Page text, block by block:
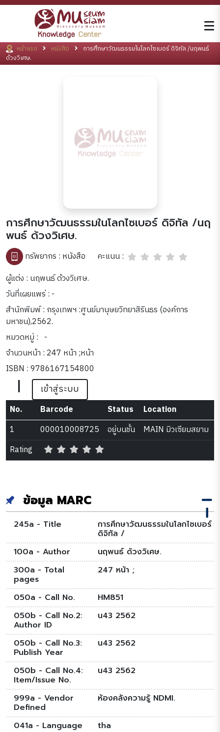
หน้าแรก หนังสือ
การศึกษาวัฒนธรรมในโลกไซเบอร์ ดิจิทัล /นฤพนธ์
ด้วงวิเศษ.
การศึกษาวัฒนธรรมในโลกไซเบอร์ ดิจิทัล /นฤ
พนธ์ ด้วงวิเศษ.
ทรัพยากร : หนังสือ
คะแนน :
ผู้แต่ง : นฤพนธ์ ด้วงวิเศษ.
วันที่เผยแพร่ : -
สำนักพิมพ์ : กรุงเทพฯ :ศูนย์มานุษยวิทยาสิรินธร (องค์การ
มหาชน),2562.
หมวดหมู่ : -
จำนวนหน้า : 247 หน้า ;หน้า
ISBN : 9786167154800
| เข้าสู่ระบบ
No. Barcode Status
Location
1
000010008725 อยู่บนชั้น
MAIN มิวเซียมสยาม
Rating
ข้อมูล MARC
245a - Title การศึกษาวัฒนธรรมในโลกไซเบอร์
ดิจิทัล /
100a - Author
นฤพนธ์ ด้วงวิเศษ.
300a - Total
pages
247 หน้า ;
050a - Call No.
HM851
050b - Call No.2:
Author ID
น43 2562
050b - Call No.3:
Publish Year
น43 2562
050b - Call No.4:
Item/Issue No.
น43 2562
999a - Vendor
Defined
ห้องคลังความรู้ NDMI.
041a - Language
tha